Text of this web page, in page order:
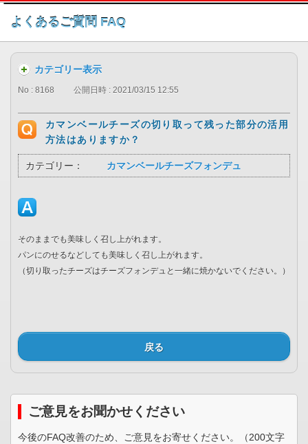
このページの本文へ
よくあるご質問 FAQ
カテゴリー表示
No : 8168 公開日時 : 2021/03/15 12:55
カマンベールチーズの切り取って残った部分の活用
方法はありますか？
カテゴリー： カマンベールチーズフォンデュ
そのままでも美味しく召し上がれます。
パンにのせるなどしても美味しく召し上がれます。
（切り取ったチーズはチーズフォンデュと一緒に焼かないでください。）
戻る
ご意見をお聞かせください
今後のFAQ改善のため、ご意見をお寄せください。（200文字